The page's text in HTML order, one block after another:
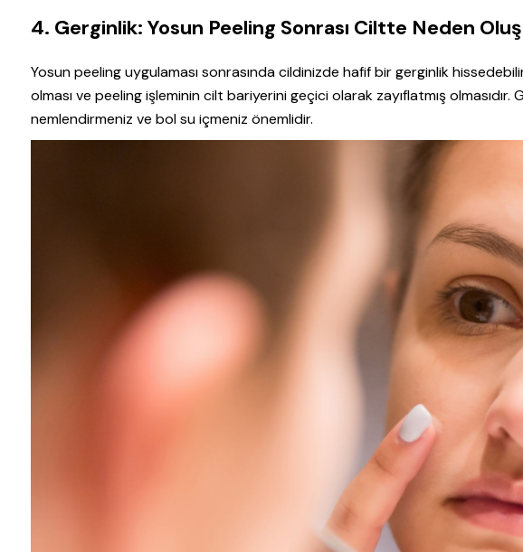
4. Gerginlik: Yosun Peeling Sonrası Ciltte Neden
Yosun peeling uygulaması sonrasında cildinizde hafif bir gerginlik
olması ve peeling işleminin cilt bariyerini geçici olarak zayıflatmış
nemlendirmeniz ve bol su içmeniz önemlidir.